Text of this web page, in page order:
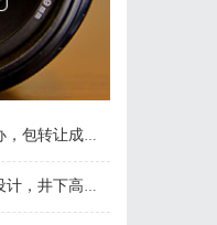
让成功再付款
危区域放心用